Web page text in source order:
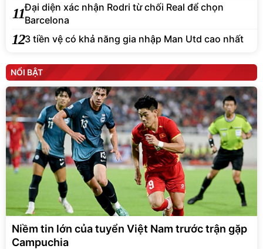
11Đại diện xác nhận Rodri từ chối Real để chọn
Barcelona
123 tiền vệ có khả năng gia nhập Man Utd cao nhất
NỔI BẬT
Niềm tin lớn của tuyển Việt Nam trước trận gặp
Campuchia